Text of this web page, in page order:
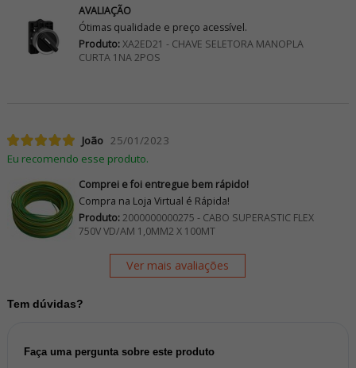
AVALIAÇÃO
Ótimas qualidade e preço acessível.
Produto:XA2ED21 - CHAVE SELETORA MANOPLA
CURTA 1NA 2POS
João 25/01/2023
Eu recomendo esse produto.
Comprei e foi entregue bem rápido!
Compra na Loja Virtual é Rápida!
Produto:2000000000275 - CABO SUPERASTIC FLEX
750V VD/AM 1,0MM2 X 100MT
Ver mais avaliações
Tem dúvidas?
Faça uma pergunta sobre este produto